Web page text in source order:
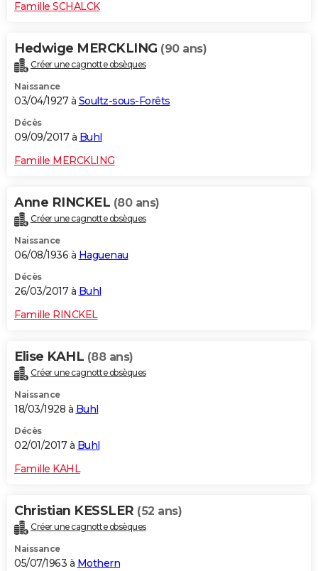
Famille SCHALCK
Hedwige MERCKLING (90 ans)
Créer une cagnotte obsèques
Naissance
03/04/1927 à Soultz-sous-Forêts
Décès
09/09/2017 à Buhl
Famille MERCKLING
Anne RINCKEL (80 ans)
Créer une cagnotte obsèques
Naissance
06/08/1936 à Haguenau
Décès
26/03/2017 à Buhl
Famille RINCKEL
Elise KAHL (88 ans)
Créer une cagnotte obsèques
Naissance
18/03/1928 à Buhl
Décès
02/01/2017 à Buhl
Famille KAHL
Christian KESSLER (52 ans)
Créer une cagnotte obsèques
Naissance
05/07/1963 à Mothern